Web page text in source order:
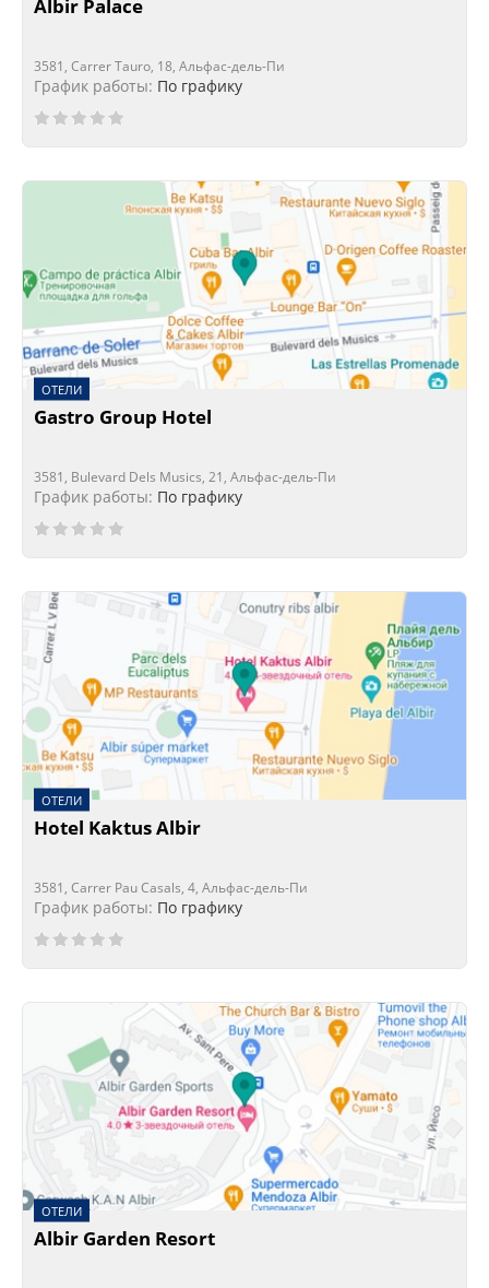
Albir Palace
3581, Carrer Tauro, 18, Альфас-дель-Пи
График работы: По графику
ОТЕЛИ
Gastro Group Hotel
3581, Bulevard Dels Musics, 21, Альфас-дель-Пи
График работы: По графику
ОТЕЛИ
Hotel Kaktus Albir
3581, Carrer Pau Casals, 4, Альфас-дель-Пи
График работы: По графику
ОТЕЛИ
Albir Garden Resort